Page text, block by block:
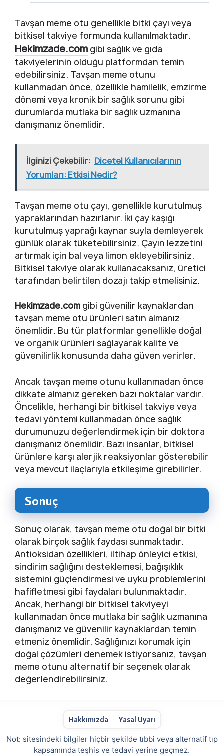
Tavşan meme otu genellikle bitki çayı veya
bitkisel takviye formunda kullanılmaktadır.
Hekimzade.com gibi sağlık ve gıda
takviyelerinin olduğu platformdan temin
edebilirsiniz. Tavşan meme otunu
kullanmadan önce, özellikle hamilelik, emzirme
dönemi veya kronik bir sağlık sorunu gibi
durumlarda mutlaka bir sağlık uzmanına
danışmanız önemlidir.
İlginizi Çekebilir: Dicetel Kullanıcılarının
Yorumları: Etkisi Nedir?
Tavşan meme otu çayı, genellikle kurutulmuş
yapraklarından hazırlanır. İki çay kaşığı
kurutulmuş yaprağı kaynar suyla demleyerek
günlük olarak tüketebilirsiniz. Çayın lezzetini
artırmak için bal veya limon ekleyebilirsiniz.
Bitkisel takviye olarak kullanacaksanız, üretici
tarafından belirtilen dozajı takip etmelisiniz.
Hekimzade.com gibi güvenilir kaynaklardan
tavşan meme otu ürünleri satın almanız
önemlidir. Bu tür platformlar genellikle doğal
ve organik ürünleri sağlayarak kalite ve
güvenilirlik konusunda daha güven verirler.
Ancak tavşan meme otunu kullanmadan önce
dikkate almanız gereken bazı noktalar vardır.
Öncelikle, herhangi bir bitkisel takviye veya
tedavi yöntemi kullanmadan önce sağlık
durumunuzu değerlendirmek için bir doktora
danışmanız önemlidir. Bazı insanlar, bitkisel
ürünlere karşı alerjik reaksiyonlar gösterebilir
veya mevcut ilaçlarıyla etkileşime girebilirler.
Sonuç
Sonuç olarak, tavşan meme otu doğal bir bitki
olarak birçok sağlık faydası sunmaktadır.
Antioksidan özellikleri, iltihap önleyici etkisi,
sindirim sağlığını desteklemesi, bağışıklık
sistemini güçlendirmesi ve uyku problemlerini
hafifletmesi gibi faydaları bulunmaktadır.
Ancak, herhangi bir bitkisel takviyeyi
kullanmadan önce mutlaka bir sağlık uzmanına
danışmanız ve güvenilir kaynaklardan temin
etmeniz önemlidir. Sağlığınızı korumak için
doğal çözümleri denemek istiyorsanız, tavşan
meme otunu alternatif bir seçenek olarak
değerlendirebilirsiniz.
Hakkımızda Yasal Uyarı
Not: sitesindeki bilgiler hiçbir şekilde tıbbi veya alternatif tıp
kapsamında teşhis ve tedavi yerine geçmez.